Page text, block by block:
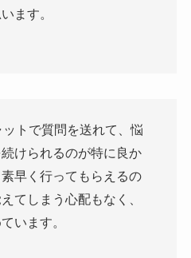
ます。
トで質問を送れて、悩
けられるのが特に良か
早く行ってもらえるの
てしまう心配もなく、
います。